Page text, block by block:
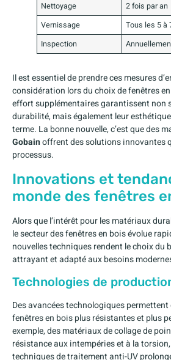
Nettoyage
2 fois par an
Vernissage
Tous les 5 à
Inspection
Il est essentiel de prendre ces mesures
considération lors du choix de fenêtres
effort supplémentaires garantissent non
durabilité, mais également leur
terme. La bonne nouvelle, c’est que des
Gobainoffrent des solutions innovantes
processus.
Innovations et
monde des fenêtres
Alors que l’intérêt pour les matériaux
le secteur des fenêtres en bois évolue
nouvelles techniques rendent le choix du
attrayant et adapté aux besoins
Technologies de
Des avancées technologiques
fenêtres en bois plus résistantes et plus
exemple, des matériaux de collage de
résistance aux intempéries et à la
techniques de traitement anti-UV